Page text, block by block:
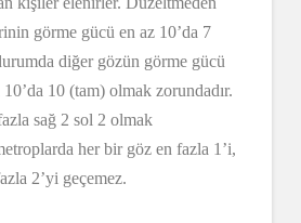
görme gücü en az 10’da 7
diğer gözün görme gücü
10 (tam) olmak zorundadır.
sağ 2 sol 2 olmak
her bir göz en fazla 1’i,
2’yi geçemez.